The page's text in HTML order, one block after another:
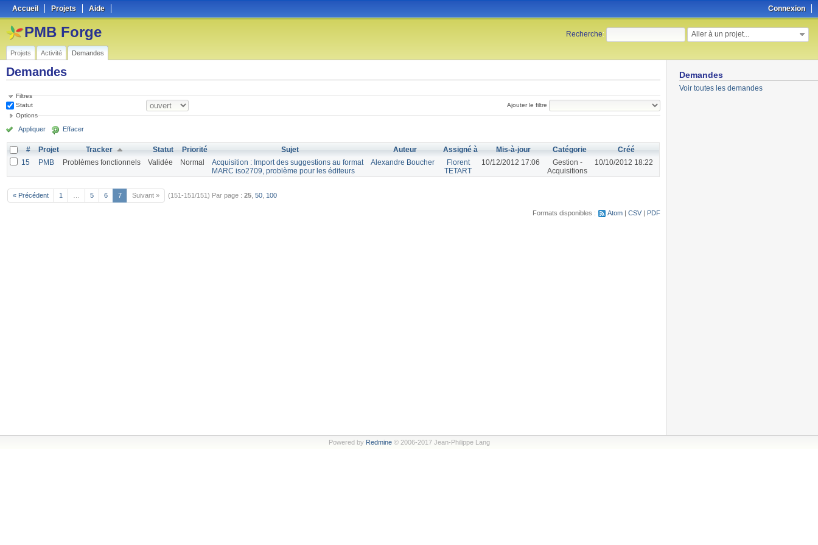
Connexion
Accueil Projets Aide
Recherche: Aller à un projet...
PMB Forge
Projets Activité Demandes
Demandes
Voir toutes les demandes
Demandes
Filtres
Statut
Ajouter le filtre
Options
Appliquer Effacer
# Projet Tracker Statut Priorité Sujet Auteur Assigné à Mis-à-jour Catégorie
Créé
15
PMB Problèmes fonctionnels Validée Normal
Acquisition : Import des suggestions au format
MARC iso2709, problème pour les éditeurs
Alexandre Boucher
Florent
TETART
10/12/2012 17:06
Gestion -
Acquisitions
10/10/2012 18:22
« Précédent 1 5 6 7 Suivant » (151-151/151) Par page : 25 50 100
Formats disponibles : Atom CSV PDF
Powered by Redmine© 2006-2017 Jean-Philippe Lang